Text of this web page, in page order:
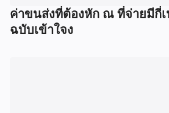
ค่าขนส่งที่ต้องหัก ณ ที่จ่ายมีกี่เ
ฉบับเข้าใจง